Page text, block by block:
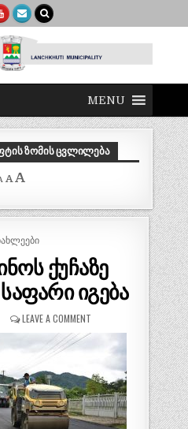
MENU
ᲖᲝᲛᲘᲡ ᲪᲕᲚᲘᲚᲔᲑᲐ
Decrease
font
A Reset
A
size.
ქუჩაზე
იგება
LEAVE A COMMENT